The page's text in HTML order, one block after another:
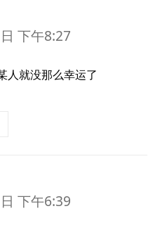
下午8:27
人就没那么幸运了
下午6:39